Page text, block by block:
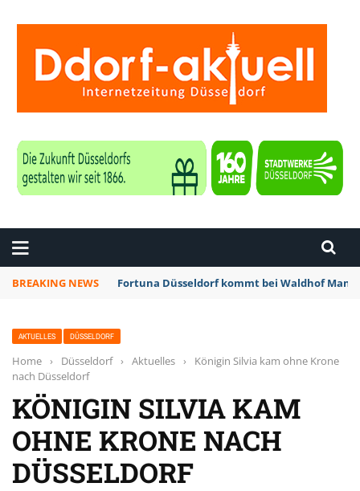
BREAKING NEWS Fortuna Düsseldorf kommt bei Waldhof
AKTUELLES DÜSSELDORF
Home › Düsseldorf › Aktuelles ›
Königin Silvia kam ohne Krone
nach Düsseldorf
KÖNIGIN SILVIA KAM
OHNE KRONE NACH
DÜSSELDORF